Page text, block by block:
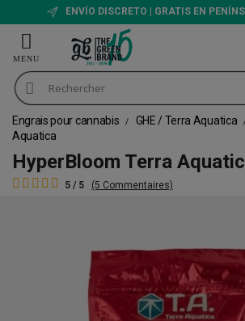
ENVÍO DISCRETO | GRATIS EN
Engrais pour cannabis GHE / Terra Aquatica
Aquatica
HyperBloom Terra
5 / 5 (5 Commentaires)